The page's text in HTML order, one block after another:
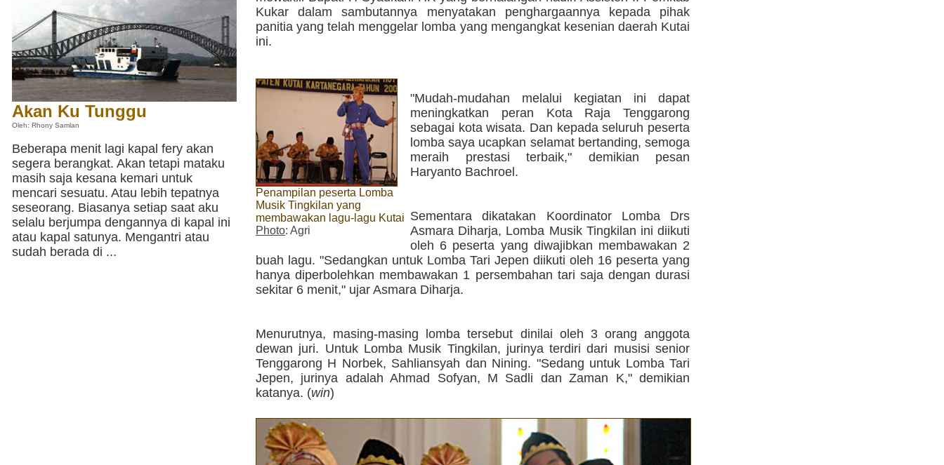
Akan Ku Tunggu
Oleh: Rhony Samlan
Beberapa menit lagi kapal fery akan
segera berangkat. Akan tetapi mataku
masih saja kesana kemari untuk
mencari sesuatu. Atau lebih tepatnya
seseorang. Biasanya setiap saat aku
selalu berjumpa dengannya di kapal ini
atau kapal satunya. Mengantri atau
sudah berada di ...
Kukar dalam sambutannya menyatakan penghargaannya kepada pihak
panitia yang telah menggelar lomba yang mengangkat kesenian daerah Kutai
ini.
Penampilan peserta Lomba
Musik Tingkilan yang
membawakan lagu-lagu Kutai
Photo: Agri
"Mudah-mudahan melalui kegiatan ini dapat
meningkatkan peran Kota Raja Tenggarong
sebagai kota wisata. Dan kepada seluruh peserta
lomba saya ucapkan selamat bertanding, semoga
meraih prestasi terbaik," demikian pesan
Haryanto Bachroel.
Sementara dikatakan Koordinator Lomba Drs
Asmara Diharja, Lomba Musik Tingkilan ini diikuti
oleh 6 peserta yang diwajibkan membawakan 2
buah lagu. "Sedangkan untuk Lomba Tari Jepen diikuti oleh 16 peserta yang
hanya diperbolehkan membawakan 1 persembahan tari saja dengan durasi
sekitar 6 menit," ujar Asmara Diharja.
Menurutnya, masing-masing lomba tersebut dinilai oleh 3 orang anggota
dewan juri. Untuk Lomba Musik Tingkilan, jurinya terdiri dari musisi senior
Tenggarong H Norbek, Sahliansyah dan Nining. "Sedang untuk Lomba Tari
Jepen, jurinya adalah Ahmad Sofyan, M Sadli dan Zaman K," demikian
katanya. (win)